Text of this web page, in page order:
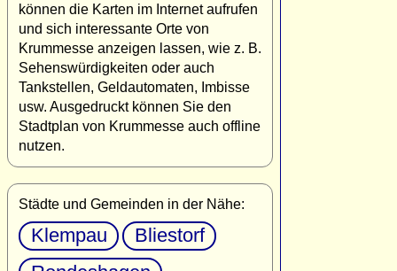
können die Karten im Internet aufrufen
und sich interessante Orte von
Krummesse anzeigen lassen, wie z. B.
Sehenswürdigkeiten oder auch
Tankstellen, Geldautomaten, Imbisse
usw. Ausgedruckt können Sie den
Stadtplan von Krummesse auch offline
nutzen.
Städte und Gemeinden in der Nähe:
Klempau
Bliestorf